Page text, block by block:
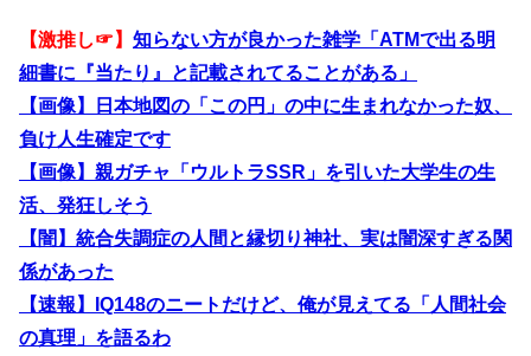
【激推し☞】 知らない方が良かった雑学「ATMで出る明
細書に『当たり』と記載されてることがある」
【画像】日本地図の「この円」の中に生まれなかった奴、
負け人生確定です
【画像】親ガチャ「ウルトラSSR」を引いた大学生の生
活、発狂しそう
【闇】統合失調症の人間と縁切り神社、実は闇深すぎる関
係があった
【速報】IQ148のニートだけど、俺が見えてる「人間社会
の真理」を語るわ